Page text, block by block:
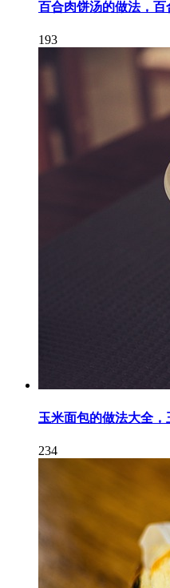
百合肉饼汤的做法，
193
玉米面包的做法大全
234